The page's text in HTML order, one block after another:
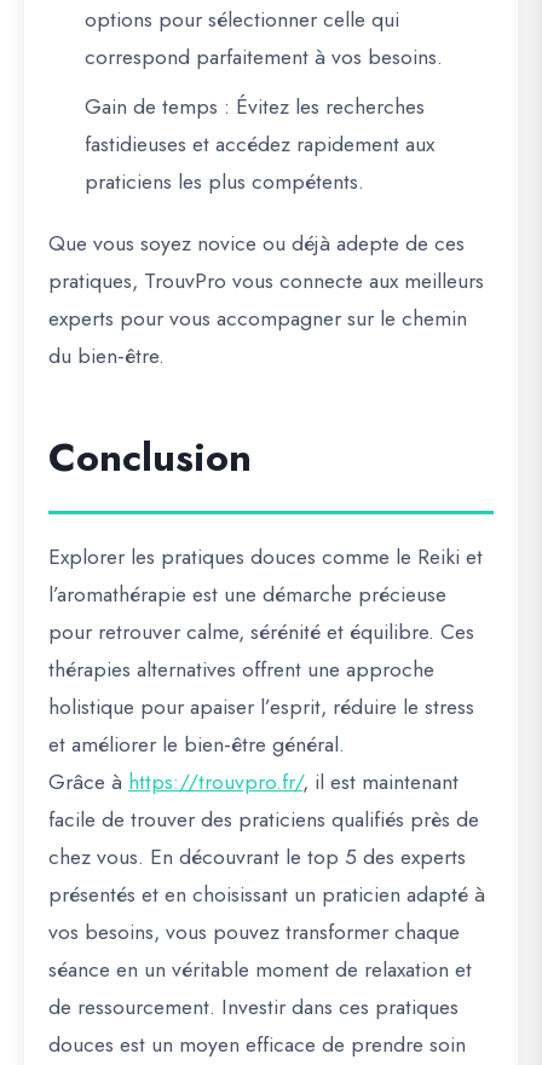
options pour sélectionner celle qui
correspond parfaitement à vos besoins.
Gain de temps : Évitez les recherches
fastidieuses et accédez rapidement aux
praticiens les plus compétents.
Que vous soyez novice ou déjà adepte de ces
pratiques, TrouvPro vous connecte aux meilleurs
experts pour vous accompagner sur le chemin
du bien-être.
Conclusion
Explorer les pratiques douces comme le Reiki et
l’aromathérapie est une démarche précieuse
pour retrouver calme, sérénité et équilibre. Ces
thérapies alternatives offrent une approche
holistique pour apaiser l’esprit, réduire le stress
et améliorer le bien-être général.
Grâce à https://trouvpro.fr/, il est maintenant
facile de trouver des praticiens qualifiés près de
chez vous. En découvrant le top 5 des experts
présentés et en choisissant un praticien adapté à
vos besoins, vous pouvez transformer chaque
séance en un véritable moment de relaxation et
de ressourcement. Investir dans ces pratiques
douces est un moyen efficace de prendre soin